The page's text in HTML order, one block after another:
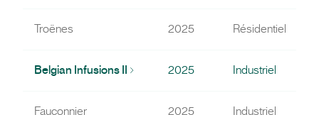
Troënes 2025 Résidentiel
Belgian Infusions II 2025 Industriel
Fauconnier 2025 Industriel